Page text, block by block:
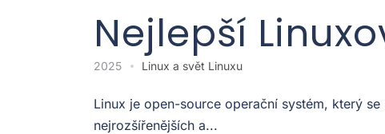
Nejlepší
2025 Linux a svět Linuxu
Linux je open-source operační systém, který
nejrozšířenějších a...